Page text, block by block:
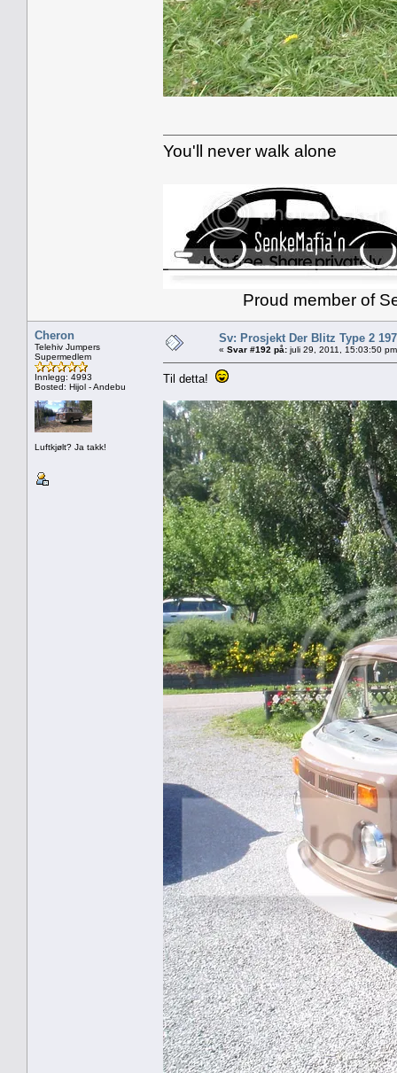
You'll never walk alone
Proud member of
Cheron
Telehiv Jumpers
Supermedlem
Innlegg: 4993
Bosted: Hijol - Andebu
Luftkjølt? Ja takk!
Sv: Prosjekt Der Blitz Type 2
« Svar #192 på: juli 29, 2011, 15:03:50
Til detta!